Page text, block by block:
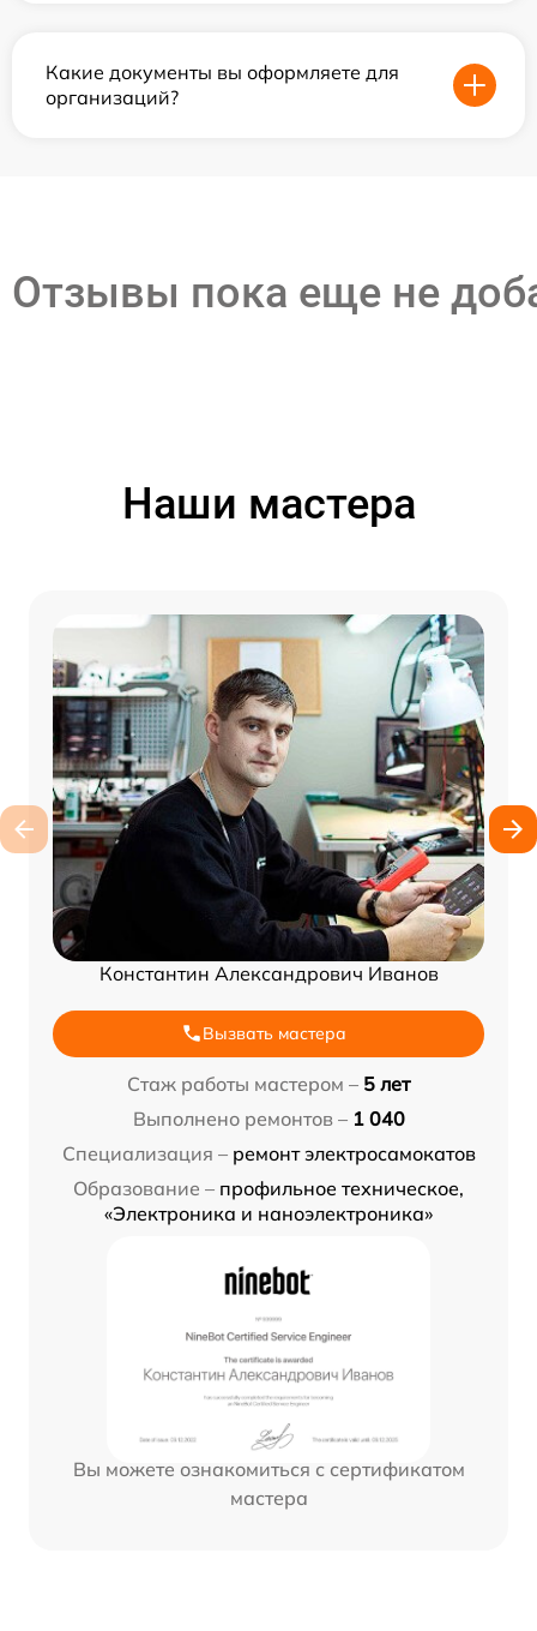
Какие документы вы оформляете для
организаций?
Отзывы пока еще не
Наши мастера
Константин Александрович Иванов
Вызвать мастера
Стаж работы мастером – 5 лет
Выполнено ремонтов – 1 040
Специализация – ремонт электросамокатов
Образование – профильное техническое,
«Электроника и наноэлектроника»
Вы можете ознакомиться с сертификатом
мастера